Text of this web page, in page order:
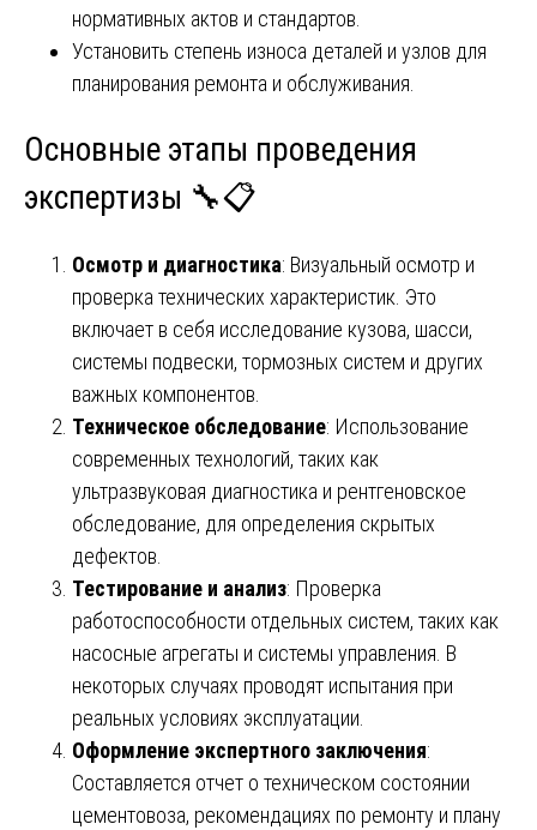
нормативных актов и стандартов.
Установить степень износа деталей и узлов для
планирования ремонта и обслуживания.
Основные этапы проведения
экспертизы 🔧📋
Осмотр и диагностика: Визуальный осмотр и
проверка технических характеристик. Это
включает в себя исследование кузова, шасси,
системы подвески, тормозных систем и других
важных компонентов.
Техническое обследование: Использование
современных технологий, таких как
ультразвуковая диагностика и рентгеновское
обследование, для определения скрытых
дефектов.
Тестирование и анализ: Проверка
работоспособности отдельных систем, таких как
насосные агрегаты и системы управления. В
некоторых случаях проводят испытания при
реальных условиях эксплуатации.
Оформление экспертного заключения:
Составляется отчет о техническом состоянии
цементовоза, рекомендациях по ремонту и плану